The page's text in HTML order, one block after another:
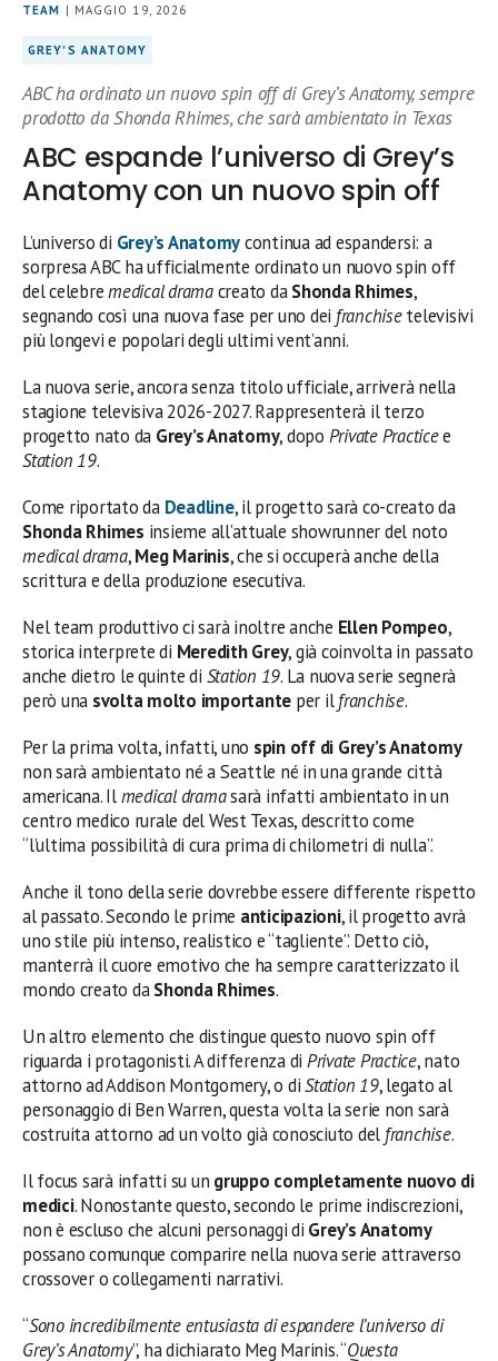
TEAM | MAGGIO 19, 2026
GREY'S ANATOMY
ABC ha ordinato un nuovo spin off di Grey’s Anatomy, sempre
prodotto da Shonda Rhimes, che sarà ambientato in Texas
ABC espande l’universo di Grey’s
Anatomy con un nuovo spin off
L’universo di Grey’s Anatomycontinua ad espandersi: a
sorpresa ABC ha ufficialmente ordinato un nuovo spin off
del celebremedical dramacreato daShonda Rhimes,
segnando così una nuova fase per uno dei franchisetelevisivi
più longevi e popolari degli ultimi vent’anni.
La nuova serie, ancora senza titolo ufficiale, arriverà nella
stagione televisiva 2026-2027. Rappresenterà il terzo
progetto nato da Grey’s Anatomy, dopo Private Practicee
Station 19.
Come riportato da Deadline, il progetto sarà co-creato da
Shonda Rhimes insieme all’attuale showrunner del noto
medical drama,Meg Marinis, che si occuperà anche della
scrittura e della produzione esecutiva.
Nel team produttivo ci sarà inoltre anche Ellen Pompeo,
storica interprete di Meredith Grey, già coinvolta in passato
anche dietro le quinte di Station 19. La nuova serie segnerà
però una svolta molto importante per ilfranchise.
Per la prima volta, infatti, uno spin off di Grey’s Anatomy
non sarà ambientato né a Seattle né in una grande città
americana. Ilmedical dramasarà infatti ambientato in un
centro medico rurale del West Texas, descritto come
“l’ultima possibilità di cura prima di chilometri di nulla”.
Anche il tono della serie dovrebbe essere differente rispetto
al passato. Secondo le prime anticipazioni, il progetto avrà
uno stile più intenso, realistico e “tagliente”. Detto ciò,
manterrà il cuore emotivo che ha sempre caratterizzato il
mondo creato daShonda Rhimes.
Un altro elemento che distingue questo nuovo spin off
riguarda i protagonisti. A differenza di Private Practice, nato
attorno ad Addison Montgomery, o diStation 19, legato al
personaggio di Ben Warren, questa volta la serie non sarà
costruita attorno ad un volto già conosciuto del franchise.
Il focus sarà infatti su un gruppo completamente nuovo di
medici. Nonostante questo, secondo le prime indiscrezioni,
non è escluso che alcuni personaggi di Grey’s Anatomy
possano comunque comparire nella nuova serie attraverso
crossover o collegamenti narrativi.
“Sono incredibilmente entusiasta di espandere l’universo di
Grey’s Anatomy”, ha dichiarato Meg Marinis. “Questa